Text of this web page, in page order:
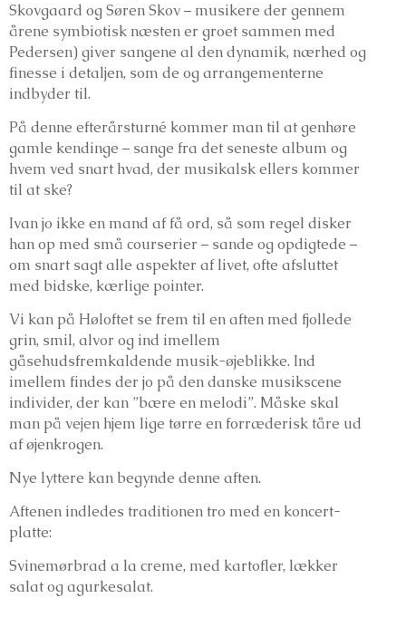
Skovgaard og Søren Skov – musikere der gennem
årene symbiotisk næsten er groet sammen med
Pedersen) giver sangene al den dynamik, nærhed og
finesse i detaljen, som de og arrangementerne
indbyder til.
På denne efterårsturné kommer man til at genhøre
gamle kendinge – sange fra det seneste album og
hvem ved snart hvad, der musikalsk ellers kommer
til at ske?
Ivan jo ikke en mand af få ord, så som regel disker
han op med små courserier – sande og opdigtede –
om snart sagt alle aspekter af livet, ofte afsluttet
med bidske, kærlige pointer.
Vi kan på Høloftet se frem til en aften med fjollede
grin, smil, alvor og ind imellem
gåsehudsfremkaldende musik-øjeblikke. Ind
imellem findes der jo på den danske musikscene
individer, der kan ”bære en melodi”. Måske skal
man på vejen hjem lige tørre en forræderisk tåre ud
af øjenkrogen.
Nye lyttere kan begynde denne aften.
Aftenen indledes traditionen tro med en koncert-
platte:
Svinemørbrad a la creme, med kartofler, lækker
salat og agurkesalat.